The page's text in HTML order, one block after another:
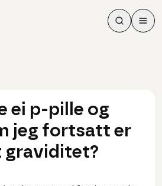
Søk
Søk
Meny
ei p-pille og
jeg fortsatt er
graviditet?